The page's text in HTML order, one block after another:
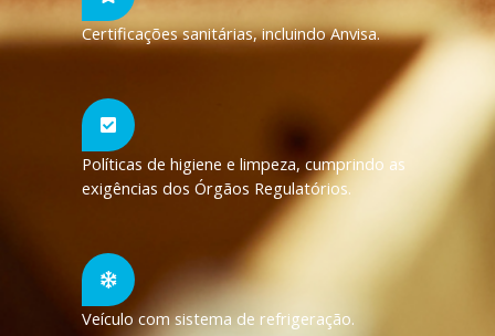
Certificações sanitárias, incluindo Anvisa.
Políticas de higiene e limpeza, cumprindo as
exigências dos Órgãos Regulatórios.
Veículo com sistema de refrigeração.